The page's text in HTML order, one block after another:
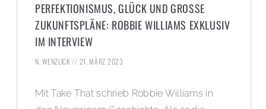
PERFEKTIONISMUS, GLÜCK UND GROSSE Z
UKUNFTSPLÄNE: ROBBIE WILLIAMS EXKLUSIV I
M INTERVIEW
N. WENZLICK 21. MÄRZ 2023
Mit Take That schrieb Robbie Williams in